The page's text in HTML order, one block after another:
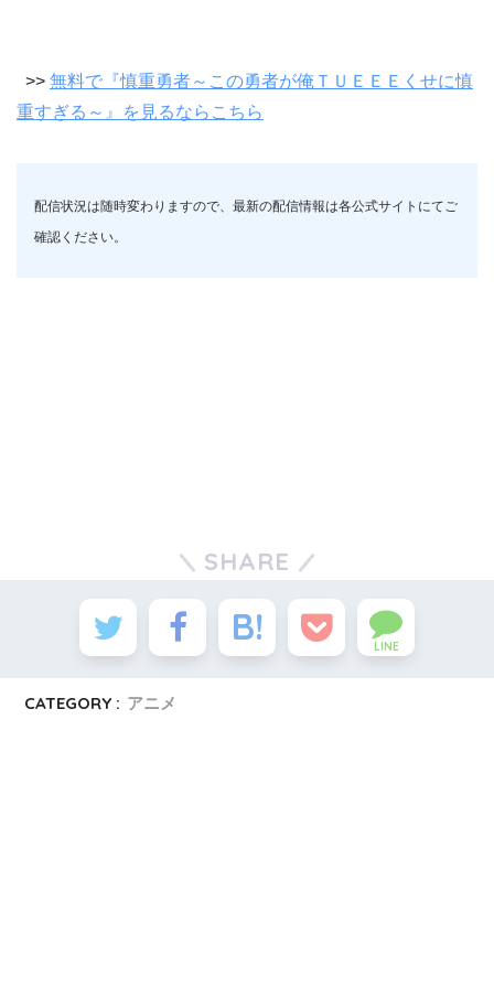
>> 無料で『慎重勇者～この勇者が俺ＴＵＥＥＥくせに慎
重すぎる～』を見るならこちら
配信状況は随時変わりますので、最新の配信情報は各公式サイトにてご
確認ください。
SHARE
LINE
CATEGORY : アニメ